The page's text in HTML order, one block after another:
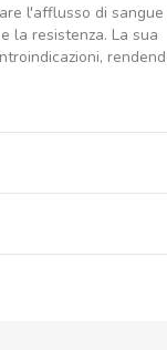
l'afflusso di sangue
la resistenza. La sua